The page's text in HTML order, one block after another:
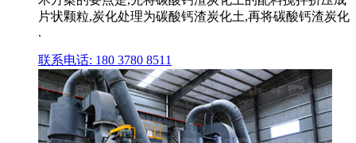
片状颗粒,炭化处理为碳酸钙渣炭化土,再将碳酸钙渣炭化
.
联系电话: 180 3780 8511